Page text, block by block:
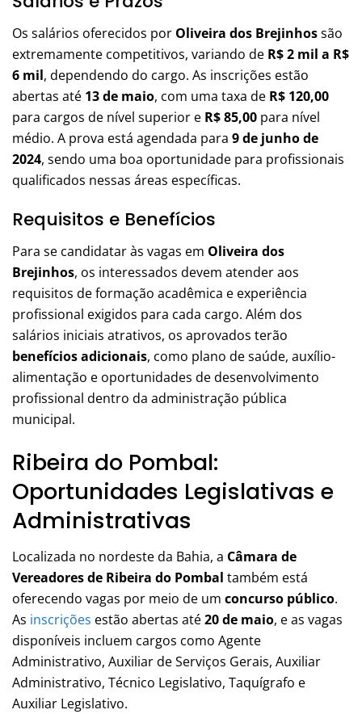
Os salários oferecidos por Oliveira dos Brejinhossão
extremamente competitivos, variando de R$ 2 mil a R$
6 mil, dependendo do cargo. As inscrições estão
abertas até 13 de maio, com uma taxa de R$ 120,00
para cargos de nível superior e R$ 85,00 para nível
médio. A prova está agendada para 9 de junho de
2024, sendo uma boa oportunidade para profissionais
qualificados nessas áreas específicas.
Requisitos e Benefícios
Para se candidatar às vagas em Oliveira dos
Brejinhos, os interessados devem atender aos
requisitos de formação acadêmica e experiência
profissional exigidos para cada cargo. Além dos
salários iniciais atrativos, os aprovados terão
benefícios adicionais, como plano de saúde, auxílio-
alimentação e oportunidades de desenvolvimento
profissional dentro da administração pública
municipal.
Ribeira do Pombal:
Oportunidades Legislativas e
Administrativas
Localizada no nordeste da Bahia, a Câmara de
Vereadores de Ribeira do Pombal também está
oferecendo vagas por meio de um concurso público.
As inscrições estão abertas até20 de maio, e as vagas
disponíveis incluem cargos como Agente
Administrativo, Auxiliar de Serviços Gerais, Auxiliar
Administrativo, Técnico Legislativo, Taquígrafo e
Auxiliar Legislativo.